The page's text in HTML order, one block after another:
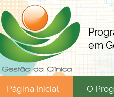
em
Página Inicial O